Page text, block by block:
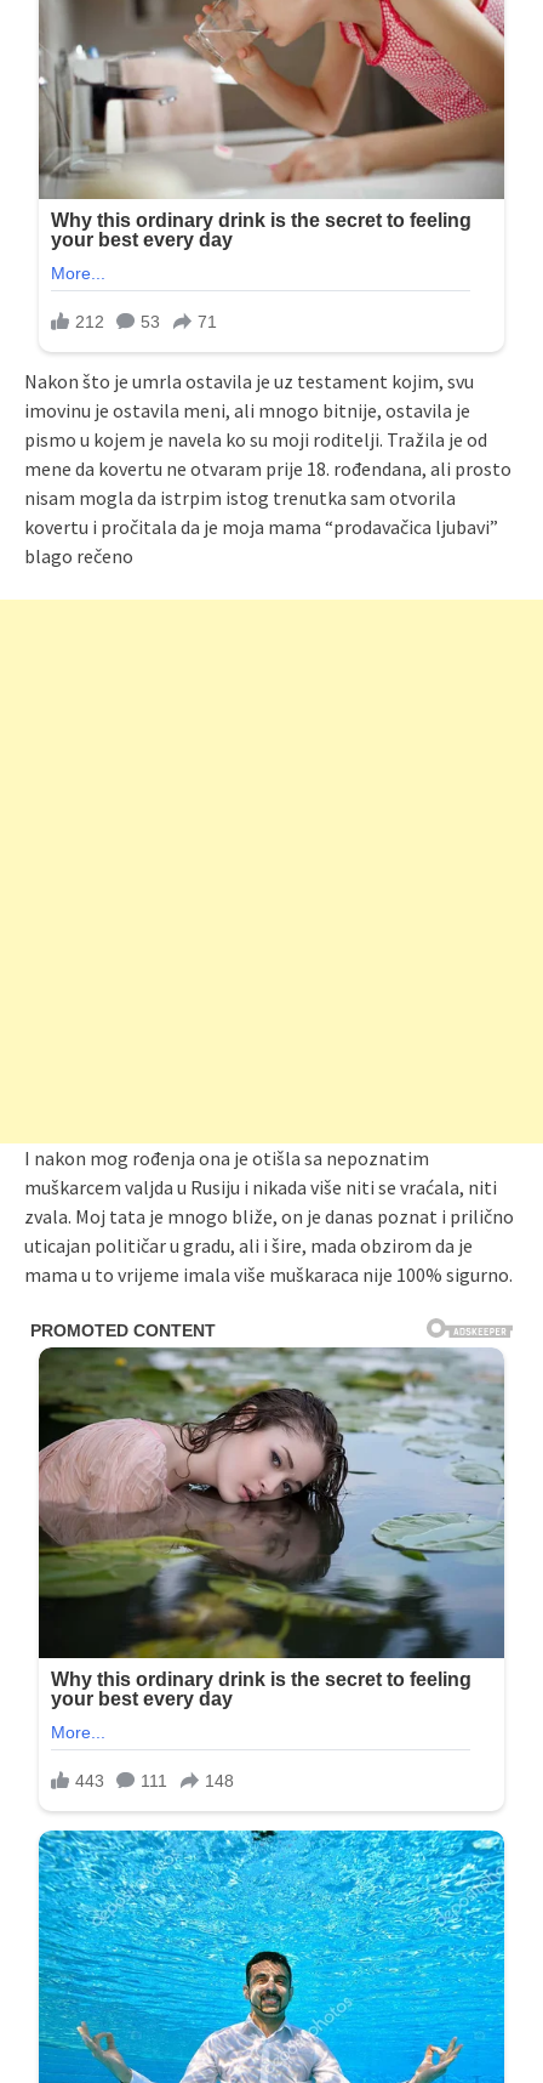
Nakon što je umrla ostavila je uz testament kojim, svu
imovinu je ostavila meni, ali mnogo bitnije, ostavila je
pismo u kojem je navela ko su moji roditelji. Tražila je od
mene da kovertu ne otvaram prije 18. rođendana, ali prosto
nisam mogla da istrpim istog trenutka sam otvorila
kovertu i pročitala da je moja mama “prodavačica ljubavi”
blago rečeno
I nakon mog rođenja ona je otišla sa nepoznatim
muškarcem valjda u Rusiju i nikada više niti se vraćala, niti
zvala. Moj tata je mnogo bliže, on je danas poznat i prilično
uticajan političar u gradu, ali i šire, mada obzirom da je
mama u to vrijeme imala više muškaraca nije 100% sigurno.